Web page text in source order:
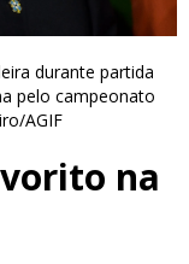
durante partida
pelo campeonato
AGIF
na